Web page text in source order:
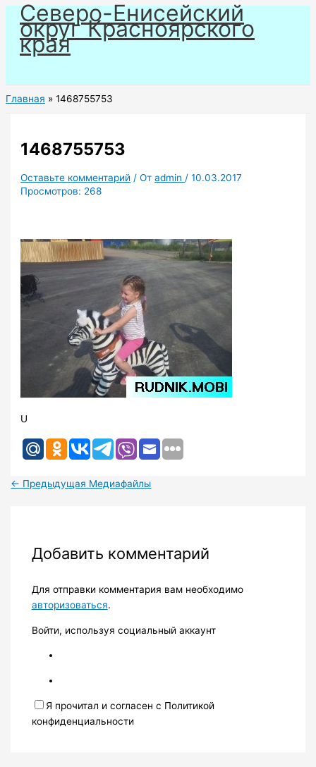
Перейти
содержимому
Северо-Енисейский
округ Красноярского
края
Главная 1468755753
1468755753
Оставьте комментарий / Отadmin /10.03.2017
Просмотров: 268
U
← Предыдущая Медиафайлы
Добавить комментарий
Для отправки комментария вам необходимо
авторизоваться.
Войти, используя социальный аккаунт
Я прочитал и согласен с Политикой
конфиденциальности